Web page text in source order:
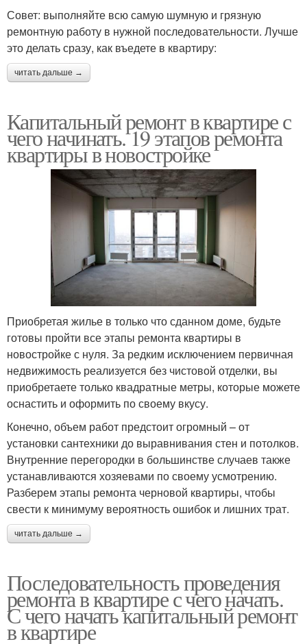
Совет: выполняйте всю самую шумную и грязную
ремонтную работу в нужной последовательности. Лучше
это делать сразу, как въедете в квартиру:
читать дальше →
Капитальный ремонт в квартире с
чего начинать. 19 этапов ремонта
квартиры в новостройке
Приобретая жилье в только что сданном доме, будьте
готовы пройти все этапы ремонта квартиры в
новостройке с нуля. За редким исключением первичная
недвижимость реализуется без чистовой отделки, вы
приобретаете только квадратные метры, которые можете
оснастить и оформить по своему вкусу.
Конечно, объем работ предстоит огромный – от
установки сантехники до выравнивания стен и потолков.
Внутренние перегородки в большинстве случаев также
устанавливаются хозяевами по своему усмотрению.
Разберем этапы ремонта черновой квартиры, чтобы
свести к минимуму вероятность ошибок и лишних трат.
читать дальше →
Последовательность проведения
ремонта в квартире с чего начать.
С чего начать капитальный ремонт
в квартире